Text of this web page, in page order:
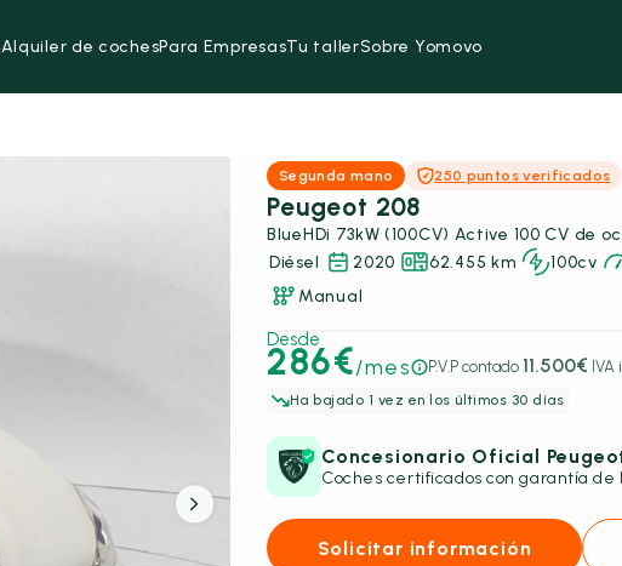
Alquiler de cochesPara EmpresasTu tallerSobre Yomovo
Segunda mano 250 puntos verificados
Peugeot 208
BlueHDi 73kW (100CV)
Diésel
2020 62.455 km 100cv
Manual
Desde
286€/mes P.V.P contado 11.500€ IVA
Ha bajado 1 vez en los últimos 30 días
Concesionario Oficial
Coches certificados con garantía de
Solicitar información